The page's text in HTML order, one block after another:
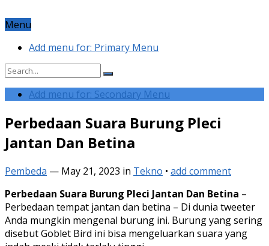
Menu
Add menu for: Primary Menu
Add menu for: Secondary Menu
Perbedaan Suara Burung Pleci
Jantan Dan Betina
Pembeda — May 21, 2023 in Tekno • add comment
Perbedaan Suara Burung Pleci Jantan Dan Betina –
Perbedaan tempat jantan dan betina – Di dunia tweeter
Anda mungkin mengenal burung ini. Burung yang sering
disebut Goblet Bird ini bisa mengeluarkan suara yang